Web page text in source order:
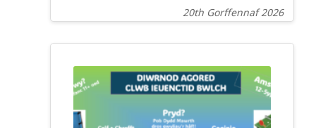
20th Gorffennaf 2026